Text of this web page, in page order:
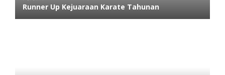
Runner Up Kejuaraan Karate Tahunan